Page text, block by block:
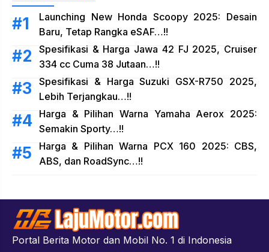
Launching New Honda Scoopy 2025: Desain
Baru, Tetap Rangka eSAF…!!
Spesifikasi & Harga Jawa 42 FJ 2025, Cruiser
334 cc Cuma 38 Jutaan…!!
Spesifikasi & Harga Suzuki GSX-R750 2025,
Lebih Terjangkau…!!
Harga & Pilihan Warna Yamaha Aerox 2025:
Semakin Sporty…!!
Harga & Pilihan Warna PCX 160 2025: CBS,
ABS, dan RoadSync…!!
Portal Berita Motor dan Mobil No. 1 di Indonesia